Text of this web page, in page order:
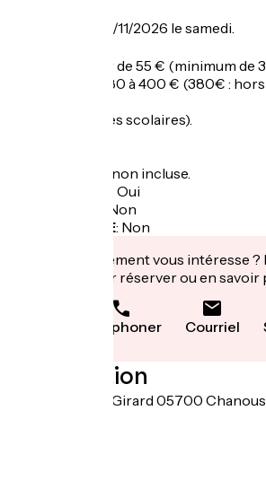
Du 04/04 au 01/11/2026 le samedi.
Nuitée : à partir de 55 € (minimum de
Semaine : de 380 à 400 € (380€ :
400€ : vacances scolaires).
Taxe de séjour non incluse.
Oui
Non
Recharge VAE: Non
Cet établissement vous intéresse
leur site pour réserver ou en savoir
Téléphoner Courriel
Localisation
Quartier Roux Girard 05700